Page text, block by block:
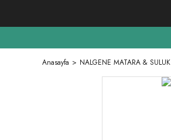
Anasayfa NALGENE MATARA & SULUK